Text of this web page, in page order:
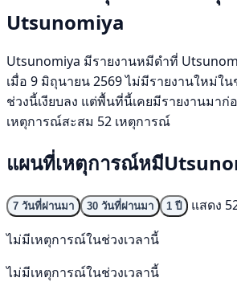
Utsunomiya
Utsunomiya มีรายงานหมีดำที่
เมื่อ 9 มิถุนายน 2569 ไม่มีรายงานใหม่ใ
ช่วงนี้เงียบลง แต่พื้นที่นี้เคยมีรายงานมา
เหตุการณ์สะสม 52 เหตุการณ์
แผนที่เหตุการณ์หมี
7 วันที่ผ่านมา 30 วันที่ผ่านมา 1 ปี
แสดง
ไม่มีเหตุการณ์ในช่วงเวลานี้
ไม่มีเหตุการณ์ในช่วงเวลานี้